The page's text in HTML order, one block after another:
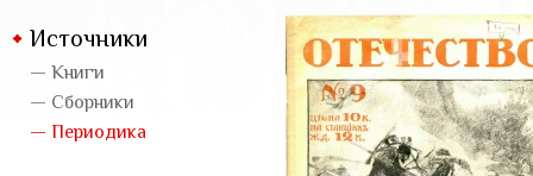
Источники
— Книги
— Сборники
— Периодика